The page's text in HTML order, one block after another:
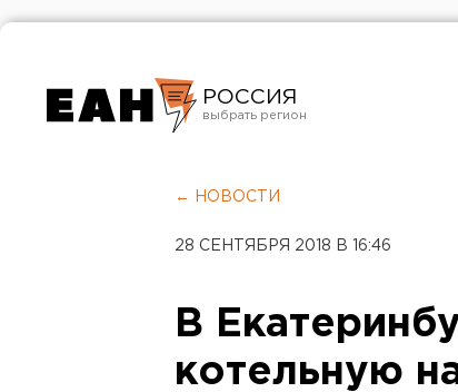
РОССИЯ
Челябинск
← НОВОСТИ
28 СЕНТЯБРЯ 2018 В 16:46
В
котельную